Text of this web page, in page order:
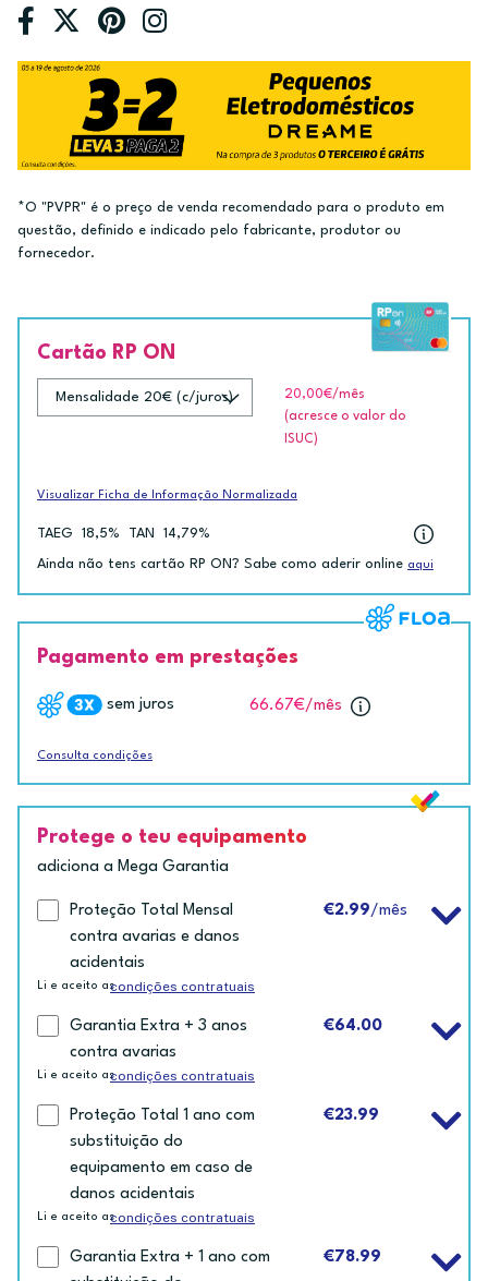
*O "PVPR" é o preço de venda recomendado para o produto em
questão, definido e indicado pelo fabricante, produtor ou
fornecedor.
Cartão RP ON
20,00€/mês
(acresce o valor do
ISUC)
Visualizar Ficha de Informação Normalizada
TAEG 18,5% TAN 14,79%
Ainda não tens cartão RP ON? Sabe como aderir online aqui
Pagamento em prestações
sem juros 66.67€/mês
Consulta condições
Protege o teu equipamento
adiciona a Mega Garantia
Proteção Total Mensal
contra avarias e danos
acidentais
€2.99/mês
Li e aceito ascondições contratuais
Garantia Extra + 3 anos
contra avarias
€64.00
Li e aceito ascondições contratuais
Proteção Total 1 ano com
substituição do
equipamento em caso de
danos acidentais
€23.99
Li e aceito ascondições contratuais
Garantia Extra + 1 ano com
€78.99